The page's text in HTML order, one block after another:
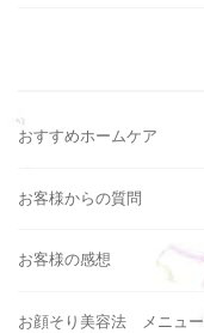
おすすめホームケア
お客様からの質問
お客様の感想
お顔そり美容法 メニュー